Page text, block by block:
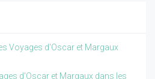
Voyages d'Oscar et Margaux
d'Oscar et Margaux dans les